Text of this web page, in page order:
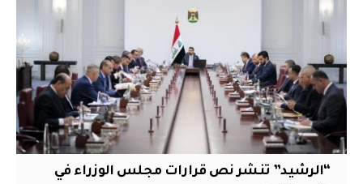
“الرشيد” تنشر نص قرارات مجلس الوزراء في